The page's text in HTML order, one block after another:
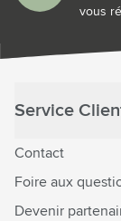
vous
Service
Contact
Foire aux
Devenir